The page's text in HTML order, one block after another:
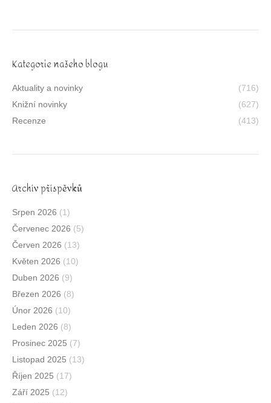
Kategorie našeho blogu
Aktuality a novinky
(716)
Knižní novinky
(627)
Recenze
(413)
Archív příspěvků
Srpen 2026 (1)
Červenec 2026 (5)
Červen 2026 (13)
Květen 2026 (10)
Duben 2026 (9)
Březen 2026 (8)
Únor 2026 (10)
Leden 2026 (8)
Prosinec 2025 (7)
Listopad 2025 (13)
Říjen 2025 (17)
Září 2025 (12)